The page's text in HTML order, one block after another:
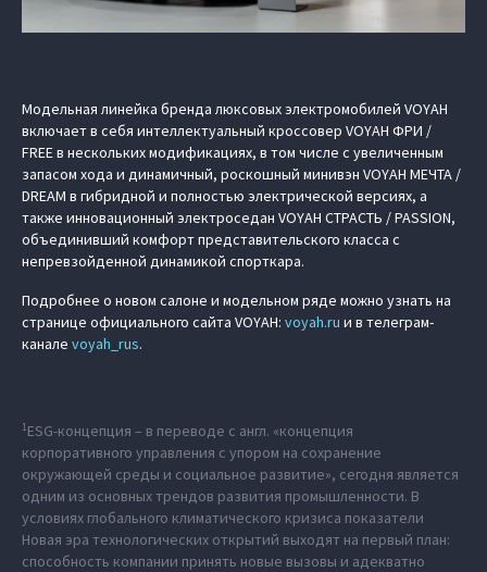
Модельная линейка бренда люксовых электромобилей VOYAH
включает в себя интеллектуальный кроссовер VOYAH ФРИ /
FREE в нескольких модификациях, в том числе с увеличенным
запасом хода и динамичный, роскошный минивэн VOYAH МЕЧТА /
DREAM в гибридной и полностью электрической версиях, а
также инновационный электроседан VOYAH СТРАСТЬ / PASSION,
объединивший комфорт представительского класса с
непревзойденной динамикой спорткара.
Подробнее о новом салоне и модельном ряде можно узнать на
странице официального сайта VOYAH: voyah.ru и в телеграм-
канале voyah_rus.
1ESG-концепция – в переводе с англ. «концепция
корпоративного управления с упором на сохранение
окружающей среды и социальное развитие», сегодня является
одним из основных трендов развития промышленности. В
условиях глобального климатического кризиса показатели
Новая эра технологических открытий выходят на первый план:
способность компании принять новые вызовы и адекватно